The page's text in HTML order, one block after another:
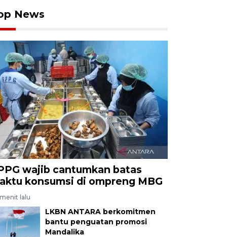
memerah susu sapi di peternakan Wisata Edukasi
kawasan wisata edukasi, pabrik, dan
puluhan jenis produk turunan susu, seperti
dan keju, menyuplai ratusan ribu cup susu untuk
melalui Satuan Pelayanan Pemenuhan Gizi (SPPG)
FOTO/Ari Bowo Sucipto
News
wajib cantumkan batas
konsumsi di ompreng MBG
lalu
LKBN ANTARA berkomitmen
bantu penguatan promosi
Mandalika